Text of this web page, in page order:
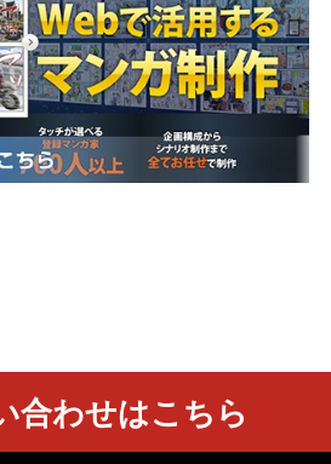
合わせはこちら